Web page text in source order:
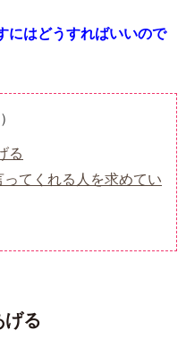
にはどうすればいいので
る
てくれる人を求めてい
げる